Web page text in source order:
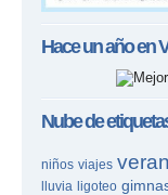
Hace un año en
Nube de
niños viajes
lluvia ligoteo